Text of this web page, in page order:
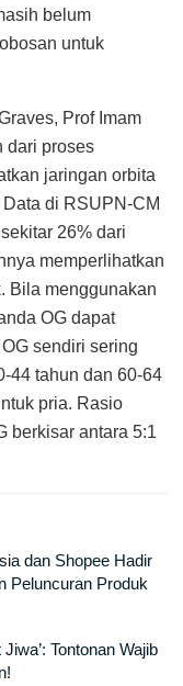
belum
untuk
Prof Imam
dari proses
jaringan orbita
di RSUPN-CM
26% dari
memperlihatkan
Bila menggunakan
OG dapat
sendiri sering
44 tahun dan 60-64
pria. Rasio
berkisar antara 5:1
dan Shopee Hadir
Peluncuran Produk
Tontonan Wajib